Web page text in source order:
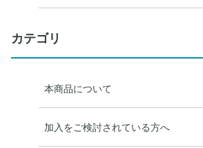
カテゴリ
本商品について
加入をご検討されている方へ